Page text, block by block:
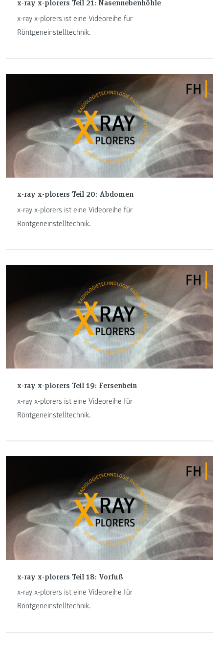
x-ray x-plorers Teil 21: Nasennebenhöhle
x-ray x-plorers ist eine Videoreihe für
Röntgeneinstelltechnik.
x-ray x-plorers Teil 20: Abdomen
x-ray x-plorers ist eine Videoreihe für
Röntgeneinstelltechnik.
x-ray x-plorers Teil 19: Fersenbein
x-ray x-plorers ist eine Videoreihe für
Röntgeneinstelltechnik.
x-ray x-plorers Teil 18: Vorfuß
x-ray x-plorers ist eine Videoreihe für
Röntgeneinstelltechnik.